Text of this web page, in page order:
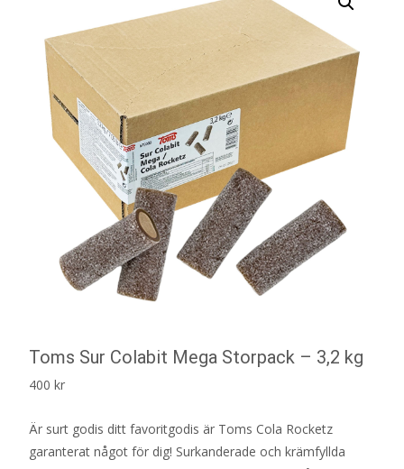
Toms Sur Colabit Mega Storpack – 3,2 kg
400 kr
Är surt godis ditt favoritgodis är Toms Cola Rocketz
garanterat något för dig! Surkanderade och krämfyllda